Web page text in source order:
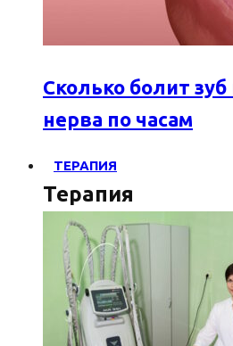
Сколько болит
нерва по часам
ТЕРАПИЯ
Терапия